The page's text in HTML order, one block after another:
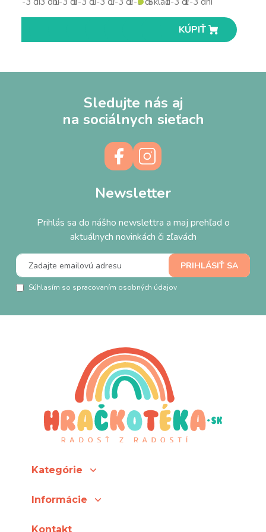
KÚPIŤKÚPIŤ
Sledujte nás aj
na sociálnych sieťach
Newsletter
Prihlás sa do nášho newslettra a maj prehľad o
aktuálnych novinkách či zľavách
Súhlasím so spracovaním osobných údajov
Kategórie
Informácie
Kontakt